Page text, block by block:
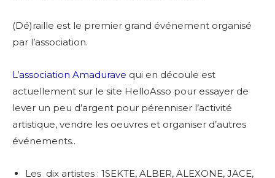
(Dé)raille est le premier grand événement organisé
par l’association.
L’association Amadurave qui en découle est
actuellement sur le site HelloAsso pour essayer de
lever un peu d’argent pour pérenniser l’activité
artistique, vendre les oeuvres et organiser d’autres
événements..
Les dix artistes : 1SEKTE, ALBER, ALEXONE, JACE,